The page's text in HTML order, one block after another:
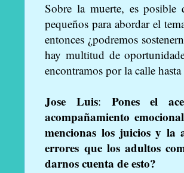
Sobre la muerte, es posible
pequeños para abordar el
entonces ¿podremos
hay multitud de
encontramos por la calle
Jose Luis: Pones el
acompañamiento
mencionas los juicios y la
errores que los adultos
darnos cuenta de esto?